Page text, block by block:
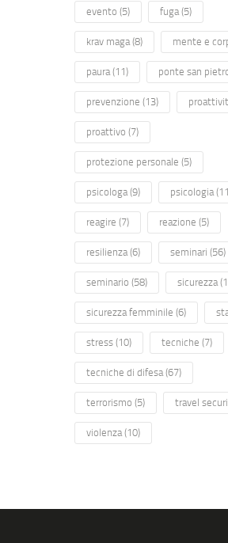
evento (5) fuga(5)
krav maga(8) mente e
paura(11) ponte san
prevenzione (13)
proattivo (7)
protezione personale (5)
psicologa(9) psicologia
reagire (7) reazione (5)
resilienza(6) seminari (56)
seminario (58) sicurezza
sicurezza femminile (6)
stress(10) tecniche (7)
tecniche di difesa(67)
terrorismo (5) travel
violenza(10)